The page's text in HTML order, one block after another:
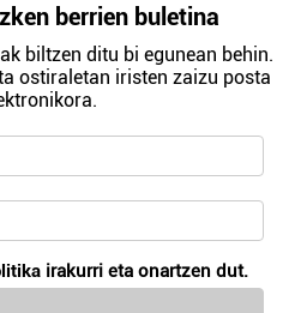
berrien buletina
biltzen ditu bi egunean behin.
ostiraletan iristen zaizu posta
irakurri eta onartzen dut.